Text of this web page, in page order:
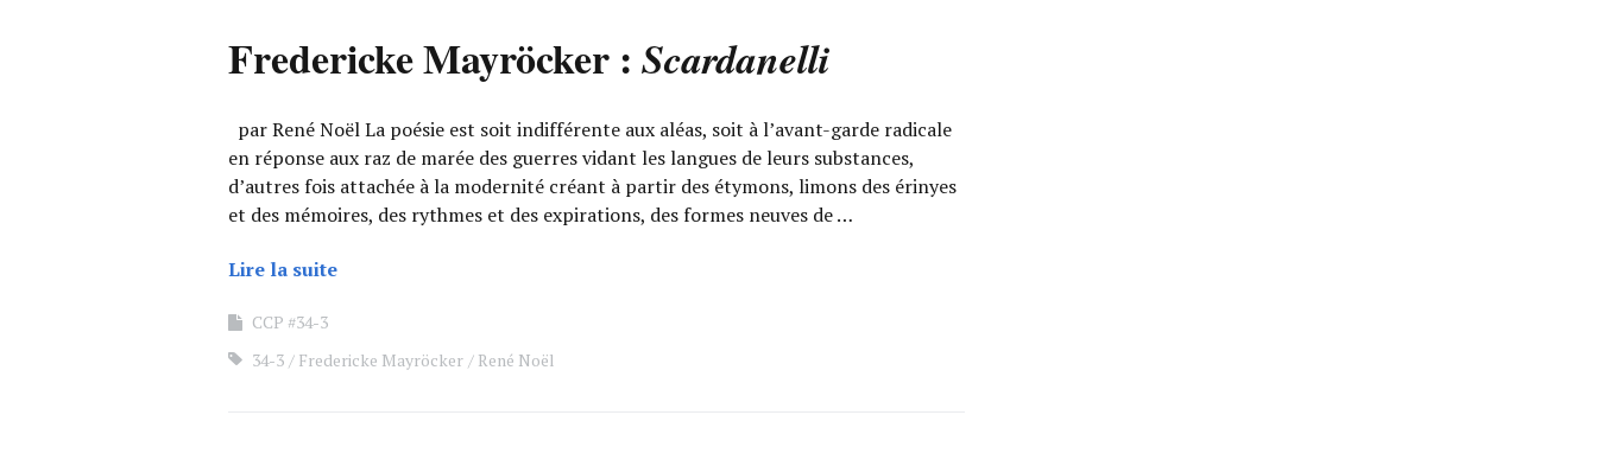
Fredericke Mayröcker : Scardanelli
par René Noël La poésie est soit indifférente aux aléas, soit à l’avant-garde radicale
en réponse aux raz de marée des guerres vidant les langues de leurs substances,
d’autres fois attachée à la modernité créant à partir des étymons, limons des érinyes
et des mémoires, des rythmes et des expirations, des formes neuves de …
Lire la suite
CCP #34-3
34-3
Fredericke Mayröcker René Noël